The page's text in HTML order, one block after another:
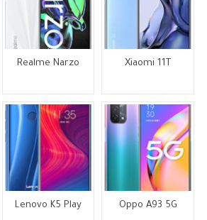
Realme Narzo Xiaomi 11T
Lenovo K5 Play Oppo A93 5G